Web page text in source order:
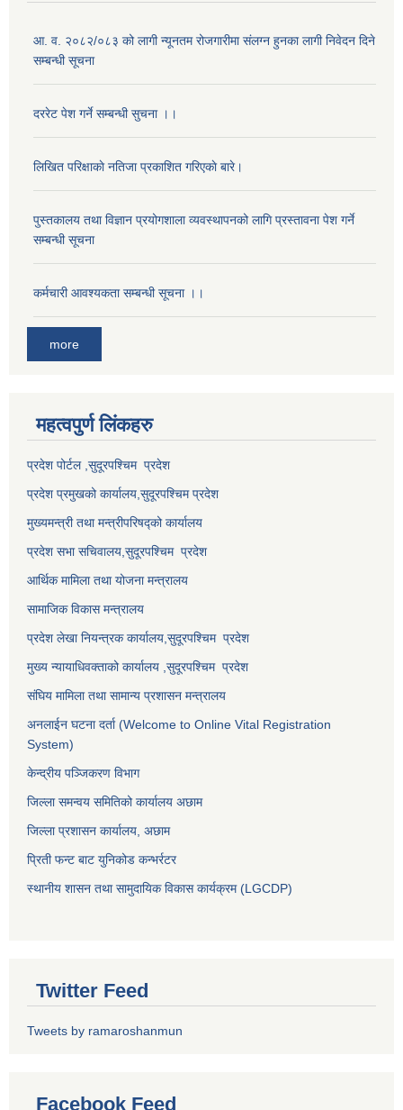
आ. व. २०८२/०८३ को लागी न्यूनतम रोजगारीमा संलग्न हुनका लागी निवेदन दिने
सम्बन्धी सूचना
दररेट पेश गर्ने सम्बन्धी सुचना ।।
लिखित परिक्षाकाे नतिजा प्रकाशित गरिएकाे बारे।
पुस्तकालय तथा विज्ञान प्रयोगशाला व्यवस्थापनको लागि प्रस्तावना पेश गर्ने
सम्बन्धी सूचना
कर्मचारी आवश्यकता सम्बन्धी सूचना ।।
more
महत्वपुर्ण लि‌ंकहरु
प्रदेश पोर्टल ,सुदूरपश्चिम प्रदेश
प्रदेश प्रमुखको कार्यालय, सुदूरपश्चिमप्रदेश
मुख्यमन्त्री तथा मन्त्रीपरिषद्को कार्यालय
प्रदेश सभा सचिवालय, सुदूरपश्चिम प्रदेश
आर्थिक मामिला तथा योजना मन्त्रालय
सामाजिक विकास मन्त्रालय
प्रदेश लेखा नियन्त्रक कार्यालय, सुदूरपश्चिम प्रदेश
मुख्य न्यायाधिवक्ताको कार्यालय , सुदूरपश्चिम प्रदेश
संघिय मामिला तथा सामान्य प्रशासन मन्त्रालय
अनलाईन घटना दर्ता (Welcome to Online Vital Registration
System)
केन्द्रीय पञ्जिकरण विभाग
जिल्ला समन्वय समितिको कार्यालय अछाम
जिल्ला प्रशासन कार्यालय, अछाम
प्रिती फन्ट बाट युनिकोड कन्भर्रटर
स्थानीय शासन तथा सामुदायिक विकास कार्यक्रम (LGCDP)
Twitter Feed
Tweets by ramaroshanmun
Facebook Feed